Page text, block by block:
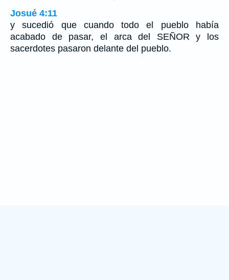
Josué 4:11
y sucedió que cuando todo el pueblo había
acabado de pasar, el arca del SEÑOR y los
sacerdotes pasaron delante del pueblo.